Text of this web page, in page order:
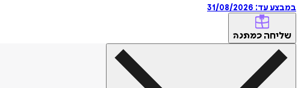
במבצע עד: 31/08/2026
שליחה כמתנה